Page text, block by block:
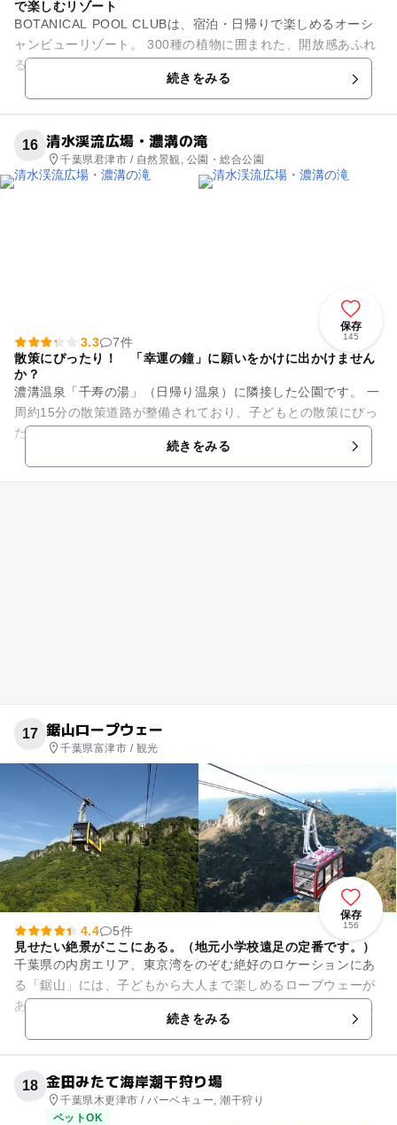
で楽しむリゾート
BOTANICAL POOL CLUBは、宿泊・日帰りで楽しめるオーシ
ャンビューリゾート。 300種の植物に囲まれた、開放感あふれ
る空間には、海を望むプールやサウナ、BBQなど、家族みん
続きをみる
16 清水渓流広場・濃溝の滝
千葉県君津市 / 自然景観, 公園・総合公園
保存
145
3.3
7件
散策にぴったり！ 「幸運の鐘」に願いをかけに出かけません
か？
濃溝温泉「千寿の湯」（日帰り温泉）に隣接した公園です。 一
周約15分の散策道路が整備されており、子どもとの散策にぴっ
たりです。川廻しのトンネル滝や東屋、木道などの見所も沢山
続きをみる
17 鋸山ロープウェー
千葉県富津市 / 観光
保存
156
4.4
5件
見せたい絶景がここにある。（地元小学校遠足の定番です。）
千葉県の内房エリア、東京湾をのぞむ絶好のロケーションにあ
る「鋸山」には、子どもから大人まで楽しめるロープウェーが
あります。ふもとの山麓駅から頂上までをぐんぐん登っていく
様子に、子ども達はきっとわ...続きをみる
18 金田みたて海岸潮干狩り場
千葉県木更津市 / バーベキュー, 潮干狩り
ペットOK